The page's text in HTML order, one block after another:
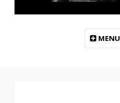
MENU